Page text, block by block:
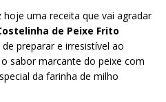
hoje uma receita que vai agradar
de Peixe Frito
de preparar e irresistível ao
sabor marcante do peixe com
da farinha de milho